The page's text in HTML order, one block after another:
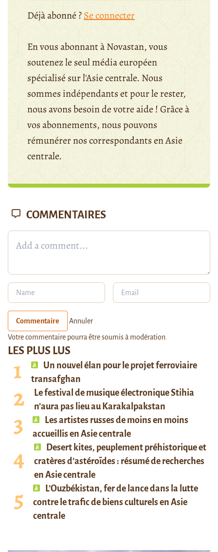
Déjà abonné ?Se connecter
En vous abonnant à Novastan, vous
soutenez le seul média européen
spécialisé sur l'Asie centrale. Nous
sommes indépendants et pour le rester,
nous avons besoin de votre aide ! Grâce à
vos abonnements, nous pouvons
rémunérer nos correspondants en Asie
centrale.
LES PLUS LUS
Un nouvel élan pour le projet ferroviaire
transafghan
Le festival de musique électronique Stihia
n’aura pas lieu au Karakalpakstan
Les artistes russes de moins en moins
accueillis en Asie centrale
Desert kites, peuplement préhistorique et
cratères d’astéroïdes : résumé de recherches
en Asie centrale
L’Ouzbékistan, fer de lance dans la lutte
contre le trafic de biens culturels en Asie
centrale
COMMENTAIRES
Commentaire Annuler
Votre commentaire pourra être soumis à modération.